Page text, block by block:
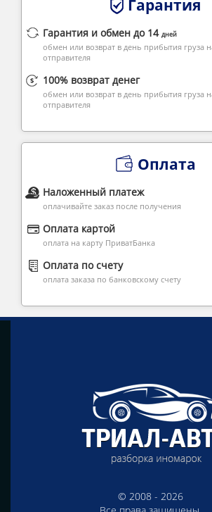
Гарантия
Гарантия и обмен до 14 дней
обмен или возврат в день прибытия груза
отправителя
100% возврат денег
обмен или возврат в день прибытия груза
отправителя
Оплата
Наложенный платеж
оплачивайте заказ после получения
Оплата картой
оплата на карту ПриватБанка
Оплата по счету
оплата заказа по банковскому счету
© 2008 - 2026